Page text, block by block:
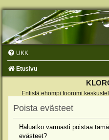
UKK
Etusivu
Entistä ehompi foorumi
Poista evästeet
Haluatko varmasti poistaa
evästeet?